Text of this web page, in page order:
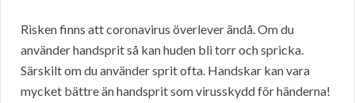
Risken finns att coronavirus överlever ändå. Om du
använder handsprit så kan huden bli torr och spricka.
Särskilt om du använder sprit ofta. Handskar kan vara
mycket bättre än handsprit som virusskydd för händerna!